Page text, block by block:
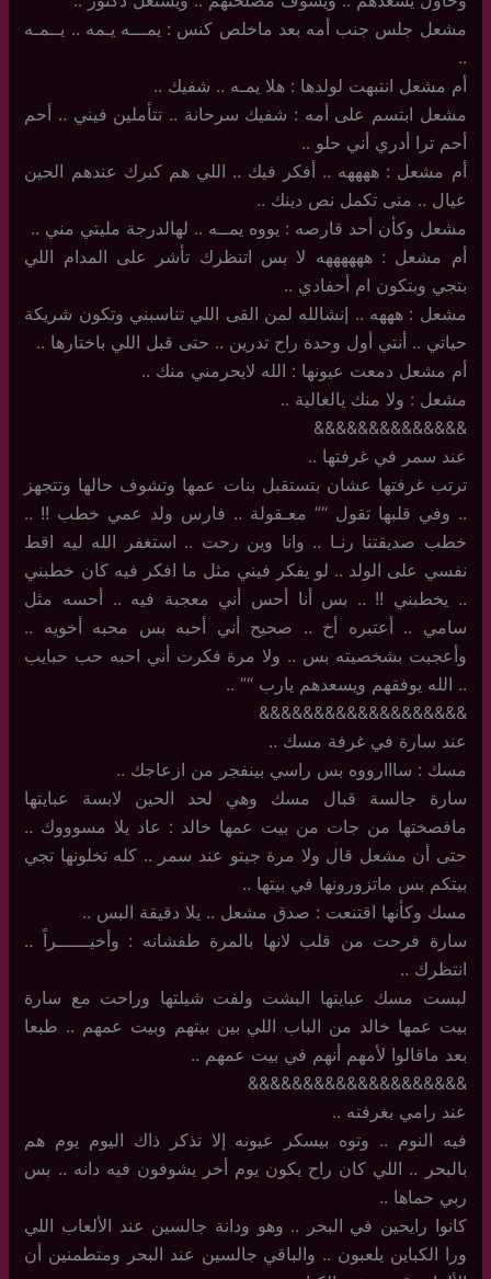
مشعل جلس جنب أمه بعد ماخلص كنس : يمـــه يـمه .. يــمـه
..
أم مشعل انتبهت لولدها : هلا يمـه .. شفيك ..
مشعل ابتسم على أمه : شفيك سرحانة .. تتأملين فيني .. أحم
أحم ترا أدري أني حلو ..
أم مشعل : ههههه .. أفكر فيك .. اللي هم كبرك عندهم الحين
عيال .. متى تكمل نص دينك ..
مشعل وكأن أحد قارصه : يووه يمــه .. لهالدرجة مليتي مني ..
أم مشعل : ههههههه لا بس اتنظرك تأشر على المدام اللي
بتجي وبتكون ام أحفادي ..
مشعل : هههه .. إنشالله لمن القى اللي تناسبني وتكون شريكة
حياتي .. أنتي أول وحدة راح تدرين .. حتى قبل اللي باختارها ..
أم مشعل دمعت عيونها : الله لايحرمني منك ..
مشعل : ولا منك يالغالية ..
&&&&&&&&&&&&&&
عند سمر في غرفتها ..
ترتب غرفتها عشان بتستقبل بنات عمها وتشوف حالها وتتجهز
.. وفي قلبها تقول “” معـقولة .. فارس ولد عمي خطب !! ..
خطب صديقتنا رنـا .. وانا وين رحت .. استغفر الله ليه اقط
نفسي على الولد .. لو يفكر فيني مثل ما افكر فيه كان خطبني
.. يخطبني !! .. بس أنا أحس أني معجبة فيه .. أحسه مثل
سامي .. أعتبره أخ .. صحيح أني أحبه بس محبه أخويه ..
وأعجبت بشخصيته بس .. ولا مرة فكرت أني احبه حب حبايب
.. الله يوفقهم ويسعدهم يارب “” ..
&&&&&&&&&&&&&&&&&&&
عند سارة في غرفة مسك ..
مسك : سااارووه بس راسي بينفجر من ازعاجك ..
سارة جالسة قبال مسك وهي لحد الحين لابسة عبايتها
مافصختها من جات من بيت عمها خالد : عاد يلا مسوووك ..
حتى أن مشعل قال ولا مرة جيتو عند سمر .. كله تخلونها تجي
بيتكم بس ماتزورونها في بيتها ..
مسك وكأنها اقتنعت : صدق مشعل .. يلا دقيقة البس ..
سارة فرحت من قلب لانها بالمرة طفشانه : وأخيــــــراً ..
انتظرك ..
لبست مسك عبايتها البشت ولفت شيلتها وراحت مع سارة
بيت عمها خالد من الباب اللي بين بيتهم وبيت عمهم .. طبعا
بعد ماقالوا لأمهم أنهم في بيت عمهم ..
&&&&&&&&&&&&&&&&&&&&
عند رامي بغرفته ..
فيه النوم .. وتوه بيسكر عيونه إلا تذكر ذاك اليوم يوم هم
بالبحر .. اللي كان راح يكون يوم أخر يشوفون فيه دانه .. بس
ربي حماها ..
كانوا رايحين في البحر .. وهو ودانة جالسين عند الألعاب اللي
ورا الكباين يلعبون .. والباقي جالسين عند البحر ومتطمنين أن